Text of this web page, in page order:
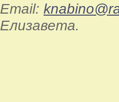
Email:
Елизавета.